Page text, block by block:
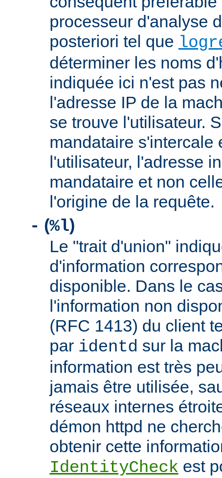
processeur d'analyse
posteriori tel que
déterminer les noms
indiquée ici n'est pas
l'adresse IP de la
se trouve l'utilisateur.
mandataire s'intercale
l'utilisateur, l'adresse
mandataire et non
l'origine de la requête.
- (%l)
Le "trait d'union"
d'information
disponible. Dans le
l'information non
(RFC 1413) du client
par identd sur la
information est très
jamais être utilisée,
réseaux internes
démon httpd ne
obtenir cette
IdentityCheck est